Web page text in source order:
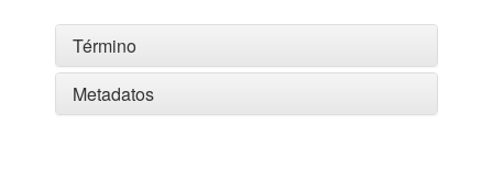
Término
Metadatos